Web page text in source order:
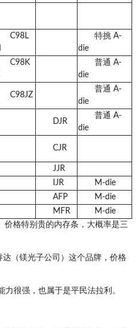
C98L
特挑 A-
die
C98K
普通 A-
die
C98JZ
普通 A-
die
DJR
普通 A-
die
CJR
JJR
IJR
M-die
AFP
M-die
MFR
M-die
价格特别贵的内存条，大概率是三
（镁光子公司）这个品牌，价格
力很强，也属于是平民法拉利。